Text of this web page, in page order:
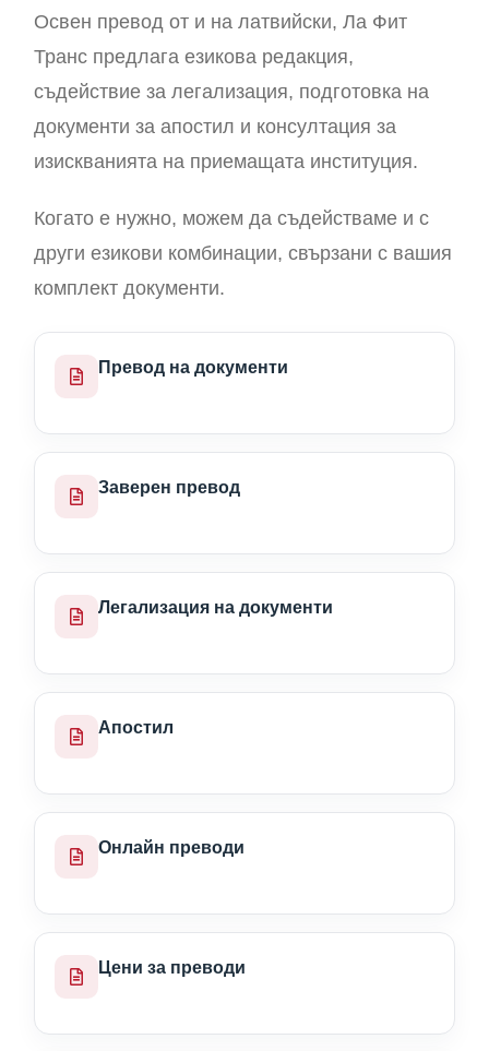
Освен превод от и на латвийски, Ла Фит
Транс предлага езикова редакция,
съдействие за легализация, подготовка на
документи за апостил и консултация за
изискванията на приемащата институция.
Когато е нужно, можем да съдействаме и с
други езикови комбинации, свързани с вашия
комплект документи.
Превод на документи
Заверен превод
Легализация на документи
Апостил
Онлайн преводи
Цени за преводи